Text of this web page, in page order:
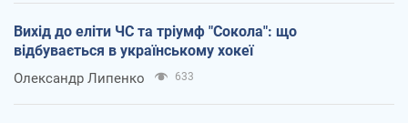
Вихід до еліти ЧС та тріумф "Сокола": що
відбувається в українському хокеї
Олександр Липенко 633